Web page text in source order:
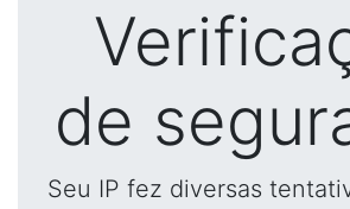
de
Seu IP fez diversas